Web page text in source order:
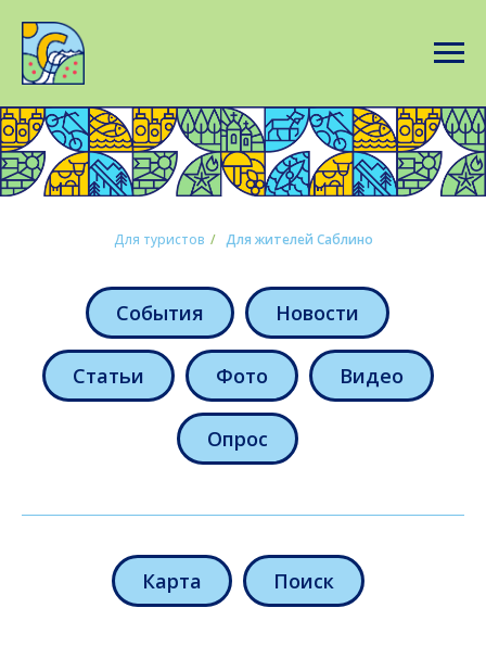
Для туристов / Для жителей Саблино
События Новости
Статьи Фото Видео
Опрос
Карта Поиск